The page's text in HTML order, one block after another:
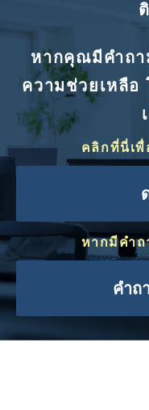
หากคุณมีคำถา
ความช่วยเหลือ
คลิกที่นี่เ
หากมีคำ
คำถ